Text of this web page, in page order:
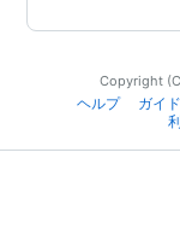
Copyright
ヘルプ
ガイ